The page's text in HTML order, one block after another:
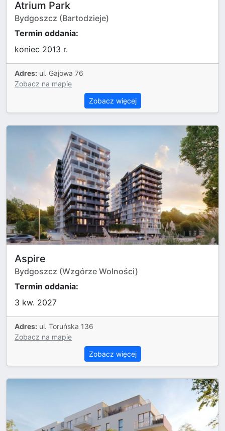
Atrium Park
Bydgoszcz (Bartodzieje)
Termin oddania:
koniec 2013 r.
Adres: ul. Gajowa 76
Zobacz na mapie
Zobacz więcej
Aspire
Bydgoszcz (Wzgórze Wolności)
Termin oddania:
3 kw. 2027
Adres: ul. Toruńska 136
Zobacz na mapie
Zobacz więcej